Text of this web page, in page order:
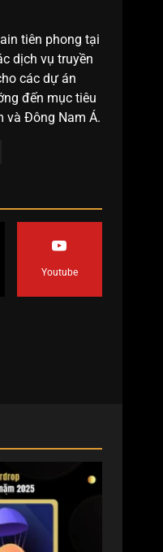
tiên phong tại
dịch vụ truyền
các dự án
đến mục tiêu
và Đông Nam Á.
Youtube